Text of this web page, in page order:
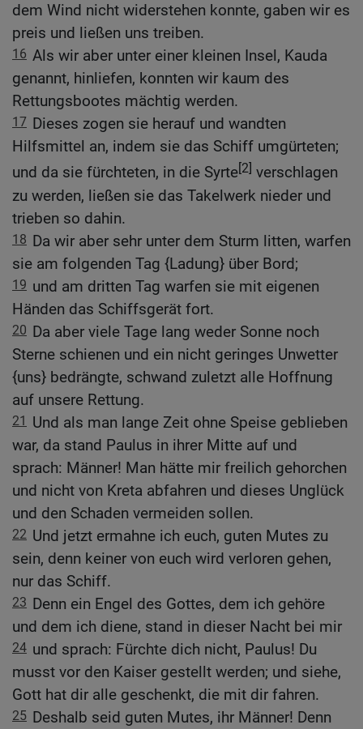
dem Wind nicht widerstehen konnte, gaben wir es
preis und ließen uns treiben.
16 Als wir aber unter einer kleinen Insel, Kauda
genannt, hinliefen, konnten wir kaum des
Rettungsbootes mächtig werden.
17 Dieses zogen sie herauf und wandten
Hilfsmittel an, indem sie das Schiff umgürteten;
und da sie fürchteten, in die Syrte[2] verschlagen
zu werden, ließen sie das Takelwerk nieder und
trieben so dahin.
18 Da wir aber sehr unter dem Sturm litten, warfen
sie am folgenden Tag {Ladung} über Bord;
19 und am dritten Tag warfen sie mit eigenen
Händen das Schiffsgerät fort.
20 Da aber viele Tage lang weder Sonne noch
Sterne schienen und ein nicht geringes Unwetter
{uns} bedrängte, schwand zuletzt alle Hoffnung
auf unsere Rettung.
21 Und als man lange Zeit ohne Speise geblieben
war, da stand Paulus in ihrer Mitte auf und
sprach: Männer! Man hätte mir freilich gehorchen
und nicht von Kreta abfahren und dieses Unglück
und den Schaden vermeiden sollen.
22 Und jetzt ermahne ich euch, guten Mutes zu
sein, denn keiner von euch wird verloren gehen,
nur das Schiff.
23 Denn ein Engel des Gottes, dem ich gehöre
und dem ich diene, stand in dieser Nacht bei mir
24 und sprach: Fürchte dich nicht, Paulus! Du
musst vor den Kaiser gestellt werden; und siehe,
Gott hat dir alle geschenkt, die mit dir fahren.
25 Deshalb seid guten Mutes, ihr Männer! Denn